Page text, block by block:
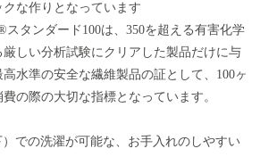
な作りとなっています
タンダード100は、350を超える有害化学
しい分析試験にクリアした製品だけに与
水準の安全な繊維製品の証として、100ヶ
の際の大切な指標となっています。
での洗濯が可能な、お手入れのしやすい